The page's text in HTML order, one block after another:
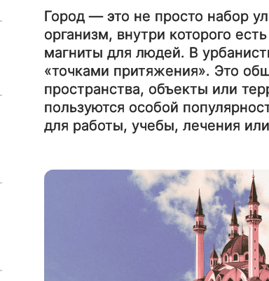
Город — это не просто набор
организм, внутри которого
магниты для людей. В
«точками притяжения». Это
пространства, объекты или
пользуются особой
для работы, учебы, лечения